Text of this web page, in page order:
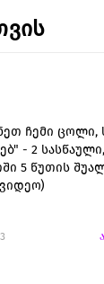
ჩემი ცოლი,
- 2
5 წუთის